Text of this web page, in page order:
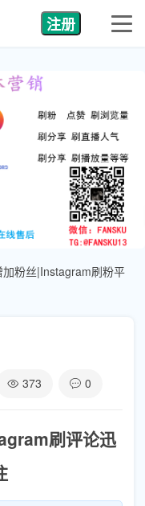
注册
粉丝|Instagram刷粉平
373 0
刷评论迅